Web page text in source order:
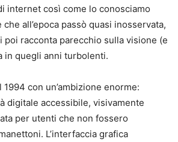
internet così come lo conosciamo
all’epoca passò quasi inosservata,
poi racconta parecchio sulla visione (e
in quegli anni turbolenti.
1994 con un’ambizione enorme:
digitale accessibile, visivamente
per utenti che non fossero
L’interfaccia grafica